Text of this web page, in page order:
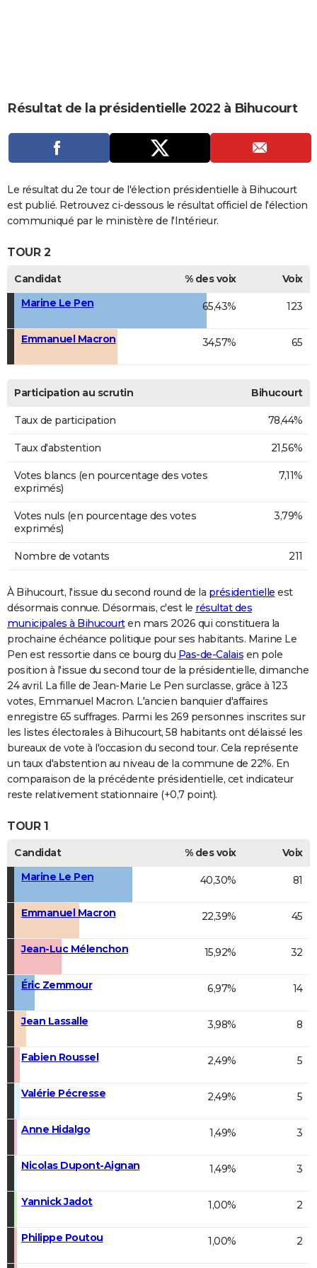
CARTE DE VOEUX
DICTIONNAIRE
Dictionnaire
Biographies
Expressions
Proverbes
PROGRAMME TV
COPAINS D'AVANT
S'inscrire
Se connecter
Lycées
Collèges
Primaires
Universités
Entreprises
Service militaire
Avis de recherche
AVIS DE DÉCÈS
FORUM
Bricolage
Culture
Television
Voyage
Résultat de la présidentielle 2022 à Bihucourt
Le résultat du 2e tour de l'élection présidentielle à Bihucourt
est publié. Retrouvez ci-dessous le résultat officiel de l'élection
communiqué par le ministère de l'Intérieur.
TOUR 2
Candidat % des voix
Voix
Marine Le Pen
65,43% 123
Emmanuel Macron 34,57% 65
Participation au scrutin Bihucourt
Taux de participation 78,44%
Taux d'abstention 21,56%
Votes blancs (en pourcentage des votes
exprimés)
7,11%
Votes nuls (en pourcentage des votes
exprimés)
3,79%
Nombre de votants 211
À Bihucourt, l'issue du second round de la présidentielle est
désormais connue. Désormais, c'est le résultat des
municipales à Bihucourten mars 2026 qui constituera la
prochaine échéance politique pour ses habitants. Marine Le
Pen est ressortie dans ce bourg du Pas-de-Calais en pole
position à l'issue du second tour de la présidentielle, dimanche
24 avril. La fille de Jean-Marie Le Pen surclasse, grâce à 123
votes, Emmanuel Macron. L'ancien banquier d'affaires
enregistre 65 suffrages. Parmi les 269 personnes inscrites sur
les listes électorales à Bihucourt, 58 habitants ont délaissé les
bureaux de vote à l'occasion du second tour. Cela représente
un taux d'abstention au niveau de la commune de 22%. En
comparaison de la précédente présidentielle, cet indicateur
reste relativement stationnaire (+0,7 point).
TOUR 1
Candidat % des voix
Voix
Marine Le Pen
40,30% 81
Emmanuel Macron 22,39% 45
Jean-Luc Mélenchon 15,92% 32
Éric Zemmour 6,97% 14
Jean Lassalle 3,98% 8
Fabien Roussel 2,49% 5
Valérie Pécresse 2,49% 5
Anne Hidalgo 1,49% 3
Nicolas Dupont-Aignan 1,49% 3
Yannick Jadot 1,00% 2
Philippe Poutou 1,00% 2